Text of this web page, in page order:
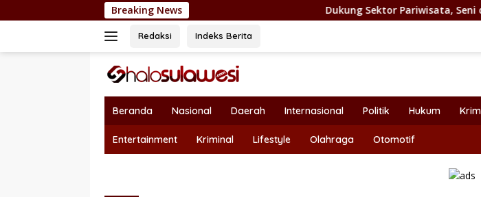
ke
Breaking News Dukung Sektor Pariwisata, Seni dan Budaya,
Redaksi Indeks Berita
Beranda Nasional Daerah Internasional Politik Hukum
Entertainment Kriminal Lifestyle Olahraga Otomotif